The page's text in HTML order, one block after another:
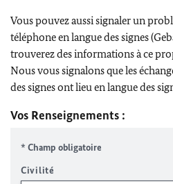
Vous pouvez aussi signaler un
téléphone en langue des signes
trouverez des informations à ce
Nous vous signalons que les
des signes ont lieu en langue des
Vos Renseignements :
* Champ obligatoire
Civilité